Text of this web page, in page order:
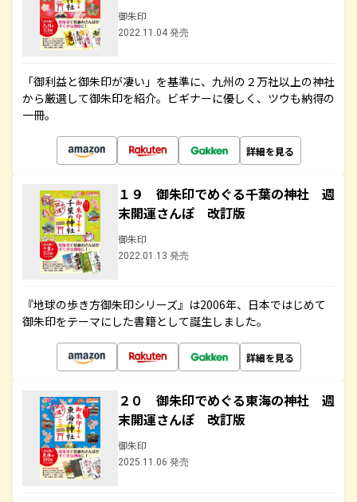
御朱印
2022.11.04 発売
「御利益と御朱印が凄い」を基準に、九州の２万社以上の神社
から厳選して御朱印を紹介。ビギナーに優しく、ツウも納得の
一冊。
詳細を見る
１９ 御朱印でめぐる千葉の神社 週
末開運さんぽ 改訂版
御朱印
2022.01.13 発売
『地球の歩き方御朱印シリーズ』は2006年、日本ではじめて
御朱印をテーマにした書籍として誕生しました。
詳細を見る
２０ 御朱印でめぐる東海の神社 週
末開運さんぽ 改訂版
御朱印
2025.11.06 発売